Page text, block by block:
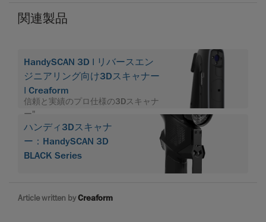
関連製品
HandySCAN 3D | リバースエン
ジニアリング向け3Dスキャナー
| Creaform
信頼と実績のプロ仕様の3Dスキャナ
ー".
ハンディ3Dスキャナ
ー：HandySCAN 3D
BLACK Series
Article written byCreaform